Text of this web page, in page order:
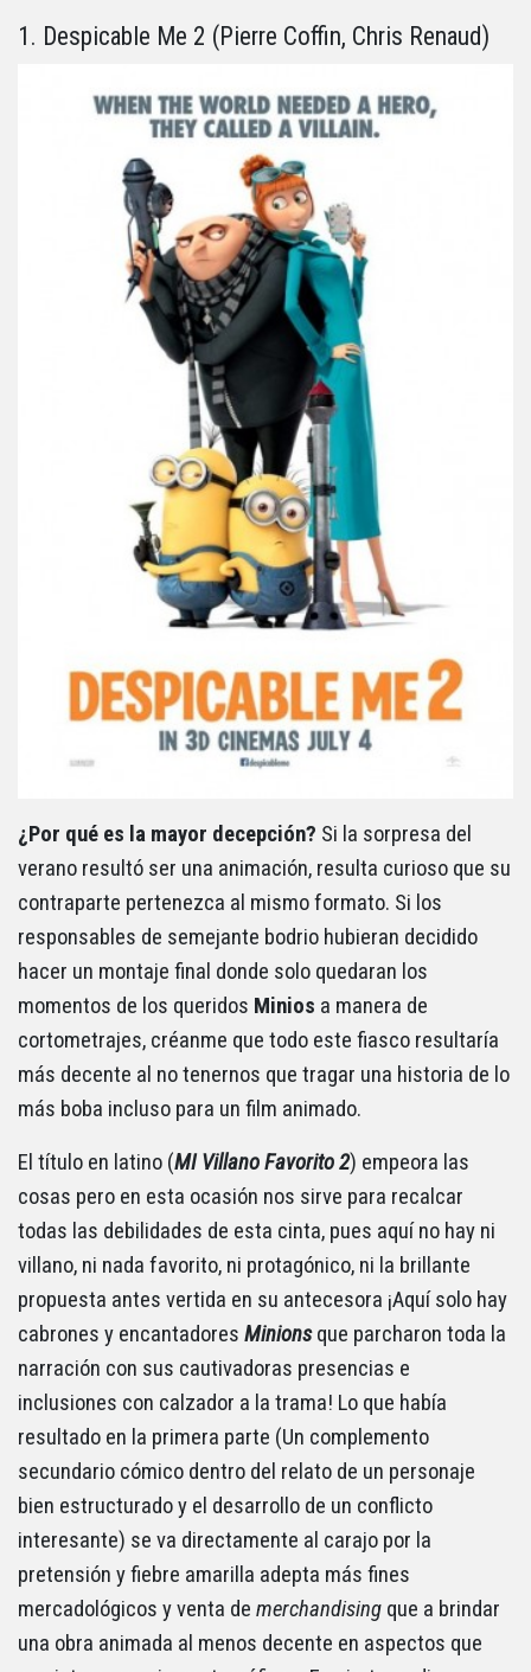
1. Despicable Me 2 (Pierre Coffin, Chris Renaud)
¿Por qué es la mayor decepción? Si la sorpresa del
verano resultó ser una animación, resulta curioso que su
contraparte pertenezca al mismo formato. Si los
responsables de semejante bodrio hubieran decidido
hacer un montaje final donde solo quedaran los
momentos de los queridos Minios a manera de
cortometrajes, créanme que todo este fiasco resultaría
más decente al no tenernos que tragar una historia de lo
más boba incluso para un film animado.
El título en latino (MI Villano Favorito 2) empeora las
cosas pero en esta ocasión nos sirve para recalcar
todas las debilidades de esta cinta, pues aquí no hay ni
villano, ni nada favorito, ni protagónico, ni la brillante
propuesta antes vertida en su antecesora ¡Aquí solo hay
cabrones y encantadores Minionsque parcharon toda la
narración con sus cautivadoras presencias e
inclusiones con calzador a la trama! Lo que había
resultado en la primera parte (Un complemento
secundario cómico dentro del relato de un personaje
bien estructurado y el desarrollo de un conflicto
interesante) se va directamente al carajo por la
pretensión y fiebre amarilla adepta más fines
mercadológicos y venta de merchandising que a brindar
una obra animada al menos decente en aspectos que